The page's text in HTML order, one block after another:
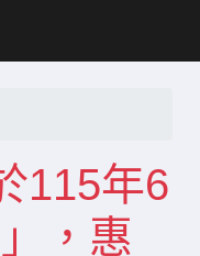
115年6
，惠